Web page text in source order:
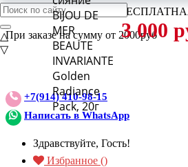
ВНИМАНИЕ АКЦИЯ!
При заказе на сумму от 2000руб
+7(914) 410-98-15
Написать в WhatsApp
Здравствуйте, Гость!
Избранное ()
△
▽
BIJOU DE
MER
BEAUTE
INVARIANTE
Golden
Radiance
Pack, 20г
3 000